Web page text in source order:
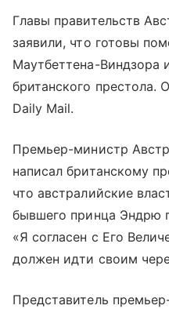
Главы правительств
заявили, что готовы
Маутбеттена-Виндзора
британского престола.
Daily Mail.
Премьер-министр
написал британскому
что австралийские
бывшего принца Эндрю
«Я согласен с Его
должен идти своим
Представитель